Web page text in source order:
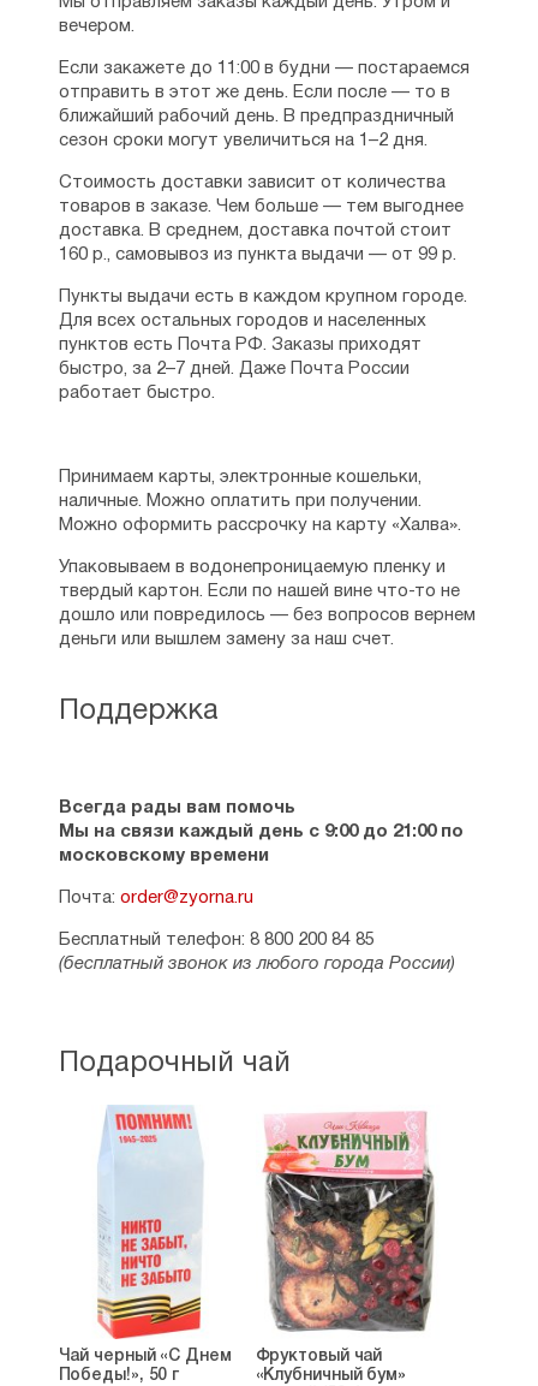
Поддержка
Всегда рады вам помочь
Мы на связи каждый день с 9:00 до 21:00 по
московскому времени
Почта: order@zyorna.ru
Бесплатный телефон: 8 800 200 84 85
(бесплатный звонок из любого города России)
вечером.
Если закажете до 11:00 в будни — постараемся
отправить в этот же день. Если после — то в
ближайший рабочий день. В предпраздничный
сезон сроки могут увеличиться на 1–2 дня.
Стоимость доставки зависит от количества
товаров в заказе. Чем больше — тем выгоднее
доставка. В среднем, доставка почтой стоит
160 р., самовывоз из пункта выдачи — от 99 р.
Пункты выдачи есть в каждом крупном городе.
Для всех остальных городов и населенных
пунктов есть Почта РФ. Заказы приходят
быстро, за 2–7 дней. Даже Почта России
работает быстро.
Принимаем карты, электронные кошельки,
наличные. Можно оплатить при получении.
Можно оформить рассрочку на карту «Халва».
Упаковываем в водонепроницаемую пленку и
твердый картон. Если по нашей вине что-то не
дошло или повредилось — без вопросов вернем
деньги или вышлем замену за наш счет.
Подарочный чай
Чай черный «С Днем
Победы!», 50 г
Фруктовый чай
«Клубничный бум»